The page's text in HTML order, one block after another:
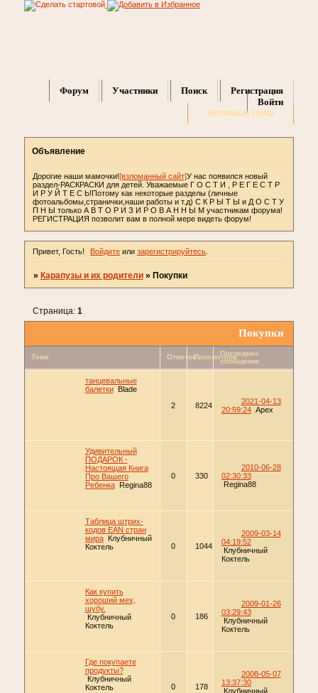
Форум Участники Поиск
Регистрация
Войти
Активные темы
Объявление
Дорогие наши мамочки![взломанный сайт]У нас появился новый
раздел-РАСКРАСКИ для детей. Уважаемые Г О С Т И , Р Е Г Е С Т Р
И Р У Й Т Е С Ь!Потому как некоторые разделы (личные
фотоальбомы,странички,наши работы и т.д) С К Р Ы Т Ы и Д О С Т У
П Н Ы только А В Т О Р И З И Р О В А Н Н Ы М участникам форума!
РЕГИСТРАЦИЯ позволит вам в полной мере видеть форум!
Привет, Гость! Войдите илизарегистрируйтесь
» Карапузы и их родители » Покупки
Покупки
Страница: 1
Тема ОтветовПросмотровПоследнее
сообщение
танцевальные
балетки
Blade
2
8224
2021-04-13
20:59:24 Apex
Удивительный
ПОДАРОК -
Настоящая Книга
Про Вашего
Ребенка
Regina88
0 330
2010-06-28
02:30:33
Regina88
Таблица штрих-
кодов EAN стран
мира
Клубничный
Коктель
0 1044
2009-03-14
04:19:52
Клубничный
Коктель
Как купить
хороший мех,
шубу.
Клубничный
Коктель
0 186
2009-01-26
03:29:43
Клубничный
Коктель
Где покупаете
продукты?
Клубничный
Коктель
0 178
2008-05-07
13:37:30
Клубничный